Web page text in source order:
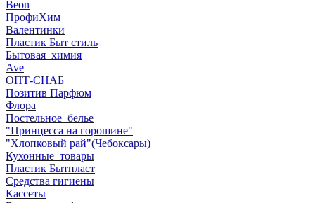
Beon
ПрофиХим
Валентинки
Пластик Быт стиль
Бытовая_химия
Ave
ОПТ-СНАБ
Позитив Парфюм
Флора
Постельное_белье
"Принцесса на горошине"
"Хлопковый рай"(Чебоксары)
Кухонные_товары
Пластик Бытпласт
Средства гигиены
Кассеты